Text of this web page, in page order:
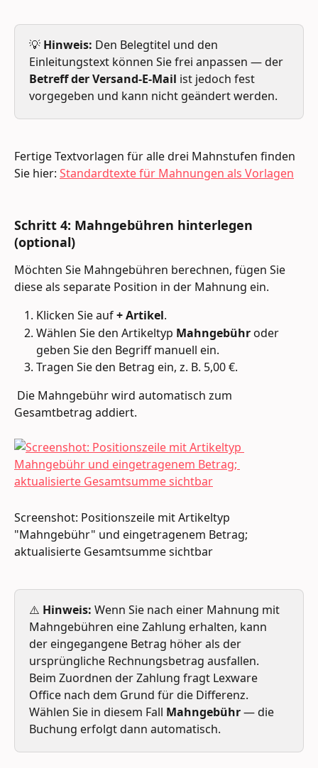
💡 Hinweis: Den Belegtitel und den
Einleitungstext können Sie frei anpassen — der
Betreff der Versand-E-Mail ist jedoch fest
vorgegeben und kann nicht geändert werden.
Fertige Textvorlagen für alle drei Mahnstufen finden
Sie hier: Standardtexte für Mahnungen als Vorlagen
Schritt 4: Mahngebühren hinterlegen
(optional)
Möchten Sie Mahngebühren berechnen, fügen Sie
diese als separate Position in der Mahnung ein.
Klicken Sie auf + Artikel.
Wählen Sie den Artikeltyp Mahngebühr oder
geben Sie den Begriff manuell ein.
Tragen Sie den Betrag ein, z. B. 5,00 €.
Gesamtbetrag addiert.
Screenshot: Positionszeile mit Artikeltyp
"Mahngebühr" und eingetragenem Betrag;
aktualisierte Gesamtsumme sichtbar
⚠️ Hinweis: Wenn Sie nach einer Mahnung mit
Mahngebühren eine Zahlung erhalten, kann
der eingegangene Betrag höher als der
ursprüngliche Rechnungsbetrag ausfallen.
Beim Zuordnen der Zahlung fragt Lexware
Office nach dem Grund für die Differenz.
Wählen Sie in diesem Fall Mahngebühr — die
Buchung erfolgt dann automatisch.